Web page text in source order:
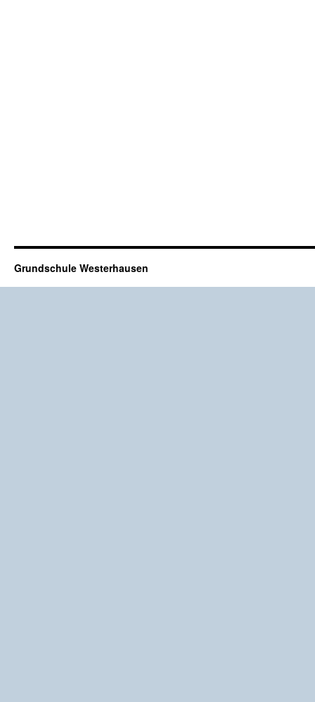
Grundschule Westerhausen